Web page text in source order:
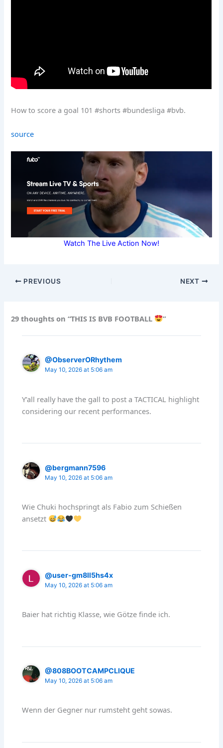
How to score a goal 101 #shorts #bundesliga #bvb.
source
Watch The Live Action Now!
PREVIOUS NEXT
29 thoughts on “THIS IS BVB FOOTBALL ”
@ObserverORhythem
May 10, 2026 at 5:06 am
Y’all really have the gall to post a TACTICAL highlight
considering our recent performances.
@bergmann7596
May 10, 2026 at 5:06 am
Wie Chuki hochspringt als Fabio zum Schießen
ansetzt
@user-gm8ll5hs4x
May 10, 2026 at 5:06 am
Baier hat richtig Klasse, wie Götze finde ich.
@808BOOTCAMPCLIQUE
May 10, 2026 at 5:06 am
Wenn der Gegner nur rumsteht geht sowas.